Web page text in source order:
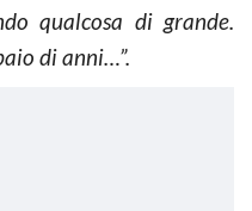
qualcosa di grande.
di anni…”.